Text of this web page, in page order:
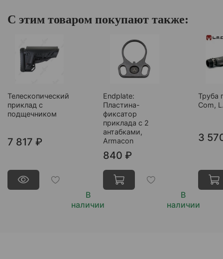
С этим товаром покупают также:
Телескопический
приклад с
подщечником
В
наличии
7 817 ₽
Endplate:
Пластина-
фиксатор
приклада с 2
антабками,
Armacon
В
наличии
840 ₽
Труба
Com,
3